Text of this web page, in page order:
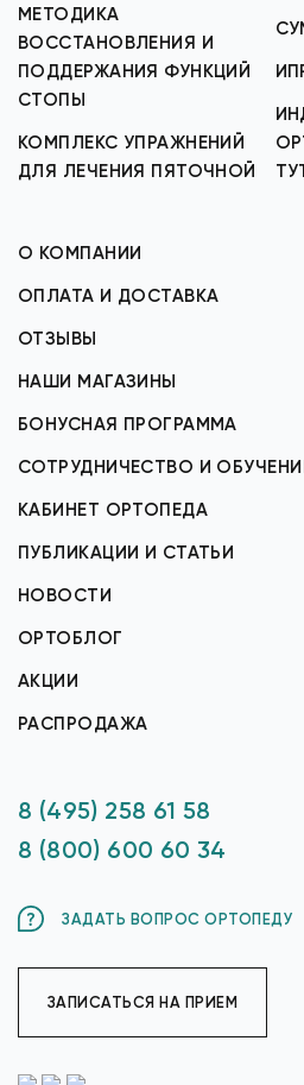
МЕТОДИКА
ВОССТАНОВЛЕНИЯ И
ПОДДЕРЖАНИЯ ФУНКЦИЙ
СТОПЫ
КОМПЛЕКС УПРАЖНЕНИЙ
ДЛЯ ЛЕЧЕНИЯ ПЯТОЧНОЙ
О КОМПАНИИ
ОПЛАТА И ДОСТАВКА
ОТЗЫВЫ
НАШИ МАГАЗИНЫ
БОНУСНАЯ ПРОГРАММА
СОТРУДНИЧЕСТВО И
КАБИНЕТ ОРТОПЕДА
ПУБЛИКАЦИИ И СТАТЬИ
НОВОСТИ
ОРТОБЛОГ
АКЦИИ
РАСПРОДАЖА
8 (495) 258 61 58
8 (800) 600 60 34
ЗАДАТЬ ВОПРОС ОРТОПЕДУ
ЗАПИСАТЬСЯ НА ПРИЕМ